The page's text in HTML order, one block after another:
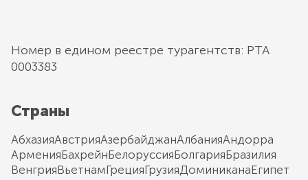
Номер в едином реестре турагентств: РТА
0003383
Страны
АбхазияАвстрияАзербайджанАлбанияАндорра
АрменияБахрейнБелоруссияБолгарияБразилия
ВенгрияВьетнамГрецияГрузияДоминиканаЕгипет